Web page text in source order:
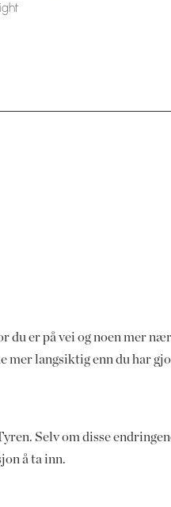
er på vei og noen mer
mer langsiktig enn du har
Selv om disse
å ta inn.